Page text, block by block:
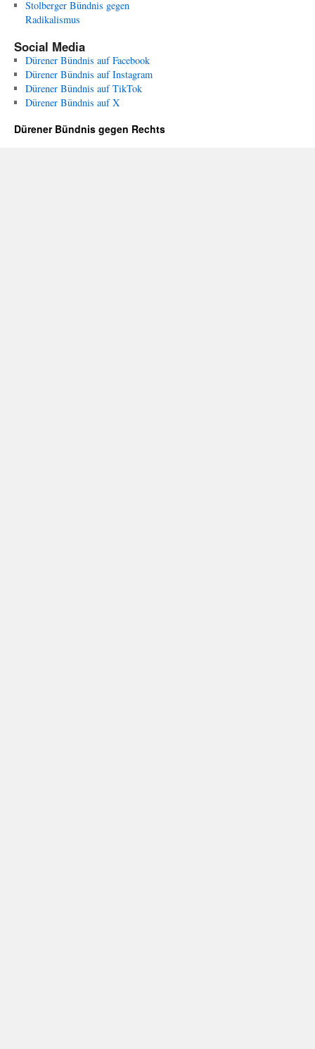
Stolberger Bündnis gegen
Radikalismus
Social Media
Dürener Bündnis auf Facebook
Dürener Bündnis auf Instagram
Dürener Bündnis auf TikTok
Dürener Bündnis auf X
Dürener Bündnis gegen Rechts